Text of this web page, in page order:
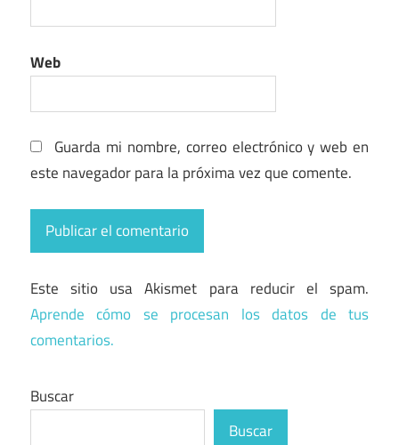
Web
Guarda mi nombre, correo electrónico y web en
este navegador para la próxima vez que comente.
Este sitio usa Akismet para reducir el spam.
Aprende cómo se procesan los datos de tus
comentarios.
Buscar
Buscar